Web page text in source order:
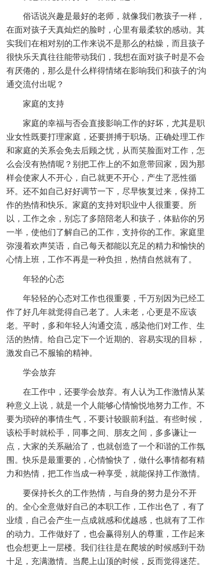
俗话说兴趣是最好的老师，就像我们教孩子一样，
在面对孩子天真灿烂的脸时，心里有最柔软的感动。其
实我们在相对别的工作来说不是那么的枯燥，而且孩子
很快乐天真往往能带动我们，我想在面对孩子时是不会
有厌倦的，那么是什么样得情绪在影响我们和孩子的'沟
通交流付出呢？
家庭的支持
家庭的幸福与否会直接影响工作的好坏，尤其是职
业女性既要打理家庭，还要拼搏于职场。正确处理工作
和家庭的关系会免去后顾之忧，从而笑脸面对工作，怎
么会没有热情呢？别把工作上的不如意带回家，因为那
样会使家人不开心，自己就更不开心，产生了恶性循
环。还不如自己好好调节一下，尽早恢复过来，保持工
作的热情和快乐。家庭的支持对职业中人很重要。所
以，工作之余，别忘了多陪陪老人和孩子，体贴你的另
一半，使他们了解自己的工作，支持你的工作。家庭里
弥漫着欢声笑语，自己每天都能以充足的精力和愉快的
心情上班，工作不再是一种负担，热情自然就有了。
年轻的心态
年轻轻的心态对工作也很重要，千万别因为已经工
作了好几年就觉得自己老了。人未老，心更是不应该
老。平时，多和年轻人沟通交流，感染他们对工作、生
活的热情。给自己定下一个近期的、容易实现的目标，
激发自己不服输的精神。
学会放弃
在工作中，还要学会放弃。有人认为工作激情从某
种意义上说，就是一个人能够心情愉悦地努力工作。不
要为琐碎的事情生气，不要计较眼前利益。有些时候，
该松手时就松手，同事之间、朋友之间，多多谦让一
点，大家的关系融洽了，也就创造了一个和谐的工作氛
围。快乐是最重要的，心情愉快了，做什么事情都有精
力和热情，把工作当成一种享受，就能保持工作激情。
要保持长久的工作热情，与自身的努力是分不开
的。全心全意做好自己的本职工作，工作出色了，有了
业绩，自己会产生一点成就感和优越感，也就有了工作
的动力。工作做好了，也会赢得别人的尊重，工作起来
也会想更上一层楼。我们往往是在爬坡的时候感到干劲
十足，充满激情。当爬上山顶的时候，反而觉得迷茫。